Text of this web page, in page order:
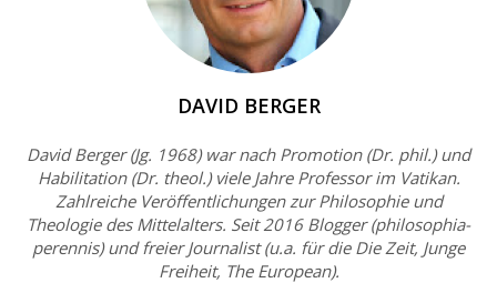
DAVID BERGER
David Berger (Jg. 1968) war nach Promotion (Dr. phil.) und
Habilitation (Dr. theol.) viele Jahre Professor im Vatikan.
Zahlreiche Veröffentlichungen zur Philosophie und
Theologie des Mittelalters. Seit 2016 Blogger (philosophia-
perennis) und freier Journalist (u.a. für die Die Zeit, Junge
Freiheit, The European).